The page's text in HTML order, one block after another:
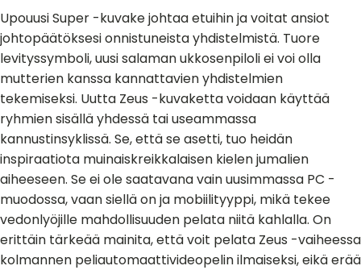
Upouusi Super -kuvake johtaa etuihin ja voitat ansiot
johtopäätöksesi onnistuneista yhdistelmistä. Tuore
levityssymboli, uusi salaman ukkosenpiloli ei voi olla
mutterien kanssa kannattavien yhdistelmien
tekemiseksi. Uutta Zeus -kuvaketta voidaan käyttää
ryhmien sisällä yhdessä tai useammassa
kannustinsyklissä. Se, että se asetti, tuo heidän
inspiraatiota muinaiskreikkalaisen kielen jumalien
aiheeseen. Se ei ole saatavana vain uusimmassa PC -
muodossa, vaan siellä on ja mobiilityyppi, mikä tekee
vedonlyöjille mahdollisuuden pelata niitä kahlalla. On
erittäin tärkeää mainita, että voit pelata Zeus -vaiheessa
kolmannen peliautomaattivideopelin ilmaiseksi, eikä erää